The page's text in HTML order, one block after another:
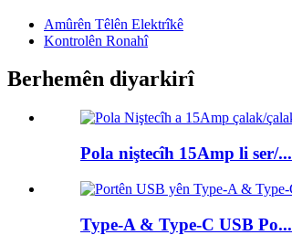
Amûrên Têlên Elektrîkê
Kontrolên Ronahî
Berhemên diyarkirî
Pola niştecîh 15Amp li ser/...
Type-A & Type-C USB Po...